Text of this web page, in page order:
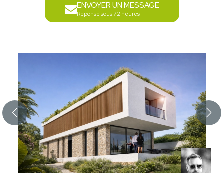
ENVOYER UN MESSAGE
Réponse sous 72 heures